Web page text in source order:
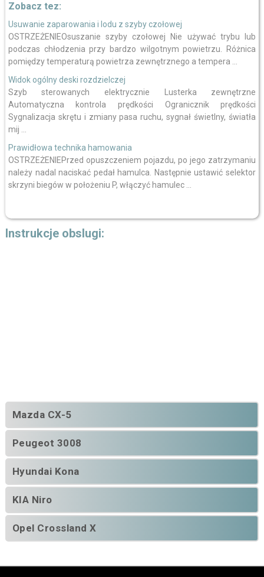
Zobacz tez:
Usuwanie zaparowania i lodu z szyby czołowej
OSTRZEŻENIEOsuszanie szyby czołowej Nie używać trybu lub
podczas chłodzenia przy bardzo wilgotnym powietrzu. Różnica
pomiędzy temperaturą powietrza zewnętrznego a tempera ...
Widok ogólny deski rozdzielczej
Szyb sterowanych elektrycznie Lusterka zewnętrzne
Automatyczna kontrola prędkości Ogranicznik prędkości
Sygnalizacja skrętu i zmiany pasa ruchu, sygnał świetlny, światła
mij ...
Prawidłowa technika hamowania
OSTRZEŻENIEPrzed opuszczeniem pojazdu, po jego zatrzymaniu
należy nadal naciskać pedał hamulca. Następnie ustawić selektor
skrzyni biegów w położeniu P, włączyć hamulec ...
Instrukcje obslugi:
Mazda CX-5
Peugeot 3008
Hyundai Kona
KIA Niro
Opel Crossland X